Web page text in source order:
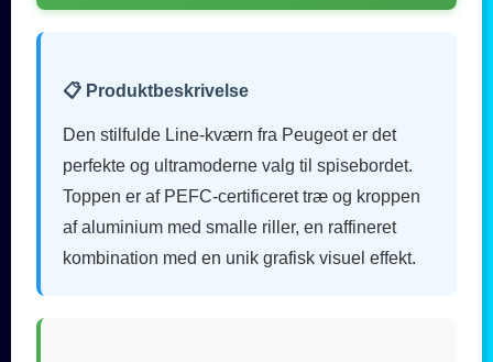
📋 Produktbeskrivelse
Den stilfulde Line-kværn fra Peugeot er det
perfekte og ultramoderne valg til spisebordet.
Toppen er af PEFC-certificeret træ og kroppen
af aluminium med smalle riller, en raffineret
kombination med en unik grafisk visuel effekt.